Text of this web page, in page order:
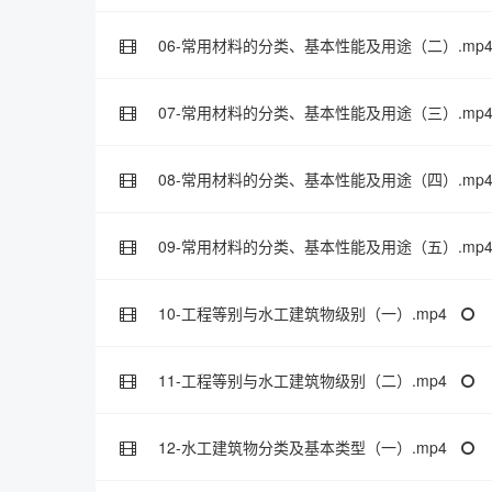
06-常用材料的分类、基本性能及用途（二）.mp4
07-常用材料的分类、基本性能及用途（三）.mp4
08-常用材料的分类、基本性能及用途（四）.mp4
09-常用材料的分类、基本性能及用途（五）.mp4
10-工程等别与水工建筑物级别（一）.mp4
11-工程等别与水工建筑物级别（二）.mp4
12-水工建筑物分类及基本类型（一）.mp4